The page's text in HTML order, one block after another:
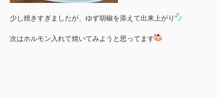
少し焼きすぎましたが、ゆず胡椒を添えて出来上がり
次はホルモン入れて焼いてみようと思ってます